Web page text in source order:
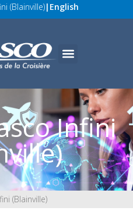
(Blainville)| English
Infini
(Blainville)